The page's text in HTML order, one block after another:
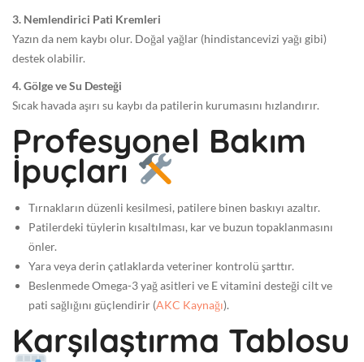
3. Nemlendirici Pati Kremleri
Yazın da nem kaybı olur. Doğal yağlar (hindistancevizi yağı gibi)
destek olabilir.
4. Gölge ve Su Desteği
Sıcak havada aşırı su kaybı da patilerin kurumasını hızlandırır.
Profesyonel Bakım
İpuçları
Tırnakların düzenli kesilmesi, patilere binen baskıyı azaltır.
Patilerdeki tüylerin kısaltılması, kar ve buzun topaklanmasını
önler.
Yara veya derin çatlaklarda veteriner kontrolü şarttır.
Beslenmede Omega-3 yağ asitleri ve E vitamini desteği cilt ve
pati sağlığını güçlendirir (AKC Kaynağı).
Karşılaştırma Tablosu